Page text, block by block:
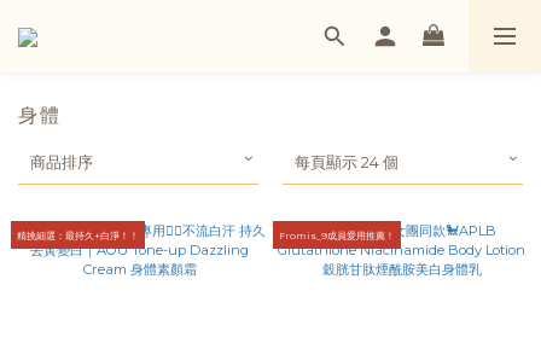
身體
商品排序 每頁顯示 24 個
精挑細選：最持久+白淨！！ Fromis_9成員愛用推薦！